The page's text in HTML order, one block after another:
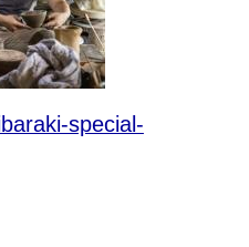
special-